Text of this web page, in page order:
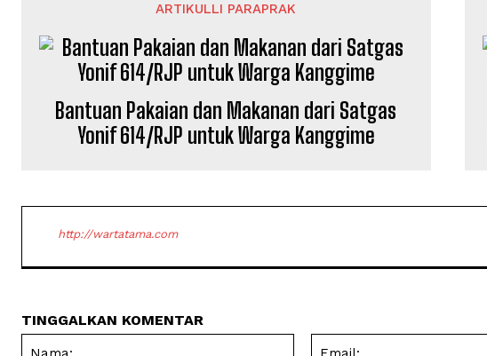
ARTIKULLI PARAPRAK
Bantuan Pakaian dan Makanan dari Satgas
Yonif 614/RJP untuk Warga Kanggime
http://wartatama.com
TINGGALKAN KOMENTAR